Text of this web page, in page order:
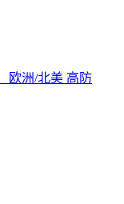
欧洲/北美 高防